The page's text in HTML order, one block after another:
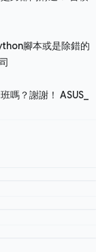
腳本或是除錯的
嗎？謝謝！ ASUS_